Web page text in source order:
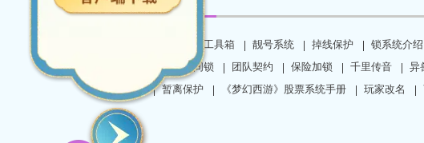
梦幻西游工具箱 靓号系统 掉线保护 锁系统介绍
明
时间锁 团队契约 保险加锁 千里传音 异
暂离保护
《梦幻西游》股票系统手册 玩家改名